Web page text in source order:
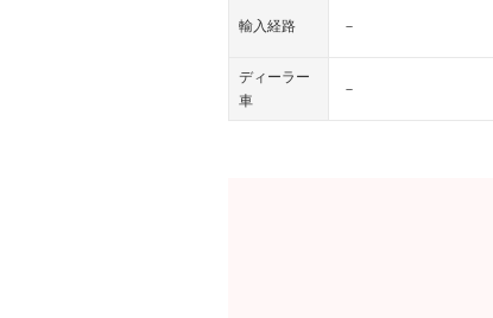
輸入経路 －
ディーラー
車
－